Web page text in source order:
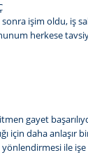
işim oldu, iş
herkese
gayet
için daha anlaşır
yönlendirmesi ile işe